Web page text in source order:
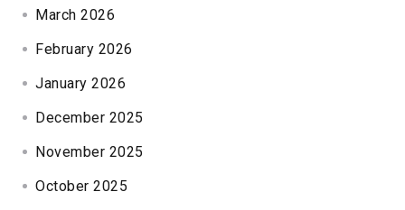
March 2026
February 2026
January 2026
December 2025
November 2025
October 2025